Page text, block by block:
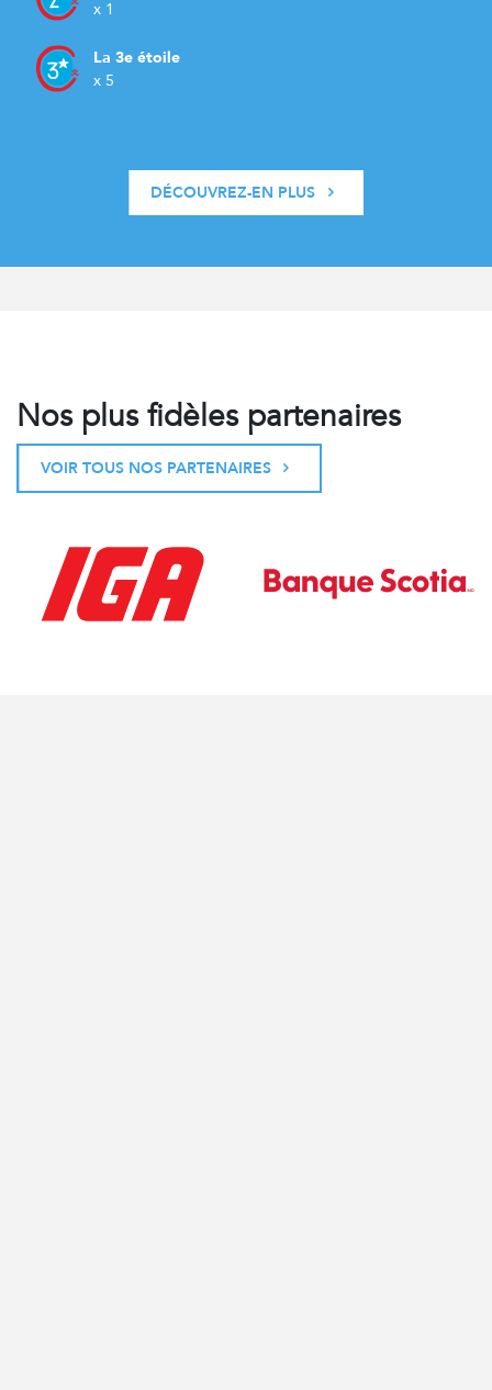
x 1
La 3e étoile
x 5
DÉCOUVREZ-EN PLUS
Nos plus fidèles partenaires
VOIR TOUS NOS PARTENAIRES